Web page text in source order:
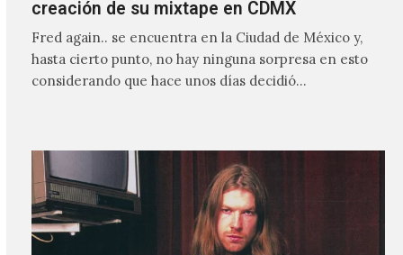
creación de su mixtape en CDMX
Fred again.. se encuentra en la Ciudad de México y,
hasta cierto punto, no hay ninguna sorpresa en esto
considerando que hace unos días decidió…